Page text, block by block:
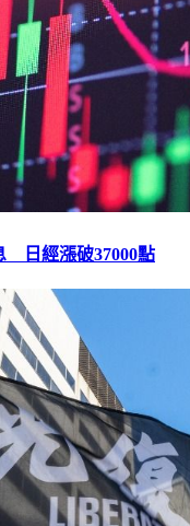
日經漲破37000點